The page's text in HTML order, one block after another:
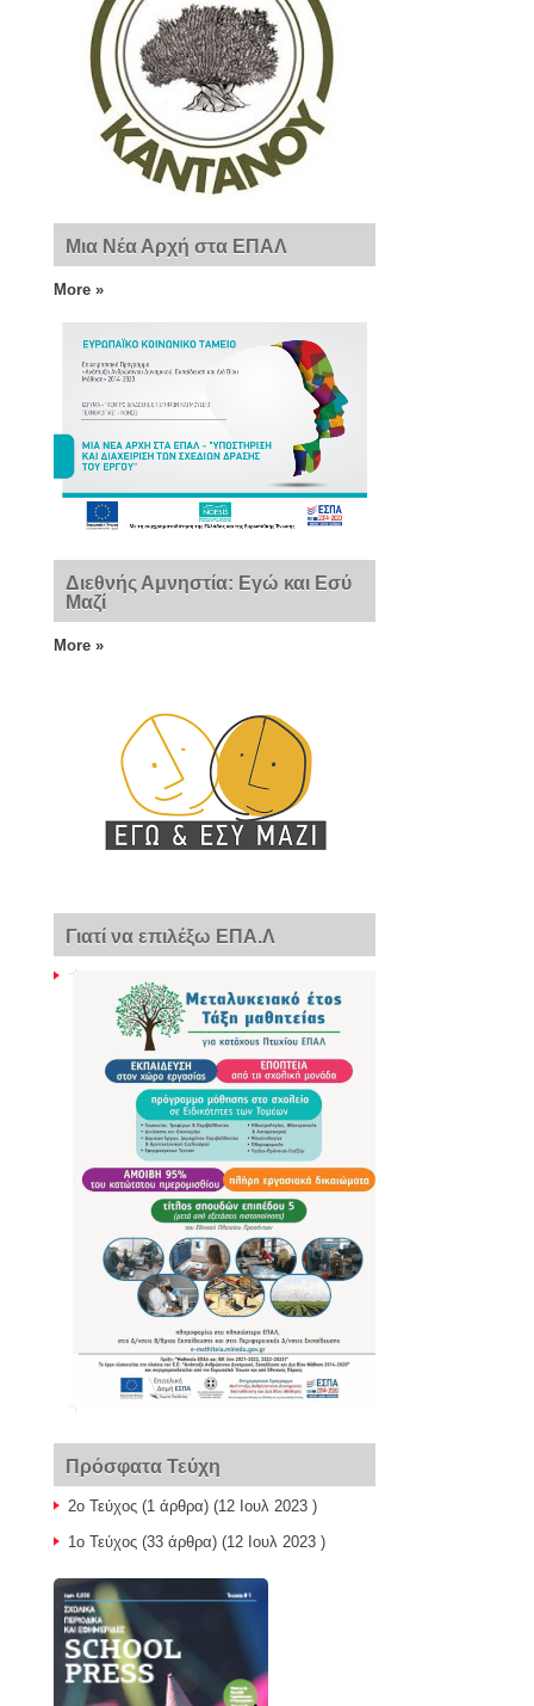
Μια Νέα Αρχή στα ΕΠΑΛ
More »
Διεθνής Αμνηστία: Εγώ και Εσύ
Μαζί
More »
Γιατί να επιλέξω ΕΠΑ.Λ
Πρόσφατα Τεύχη
2ο Τεύχος (1 άρθρα) (12 Ιουλ 2023 )
1ο Τεύχος (33 άρθρα) (12 Ιουλ 2023 )